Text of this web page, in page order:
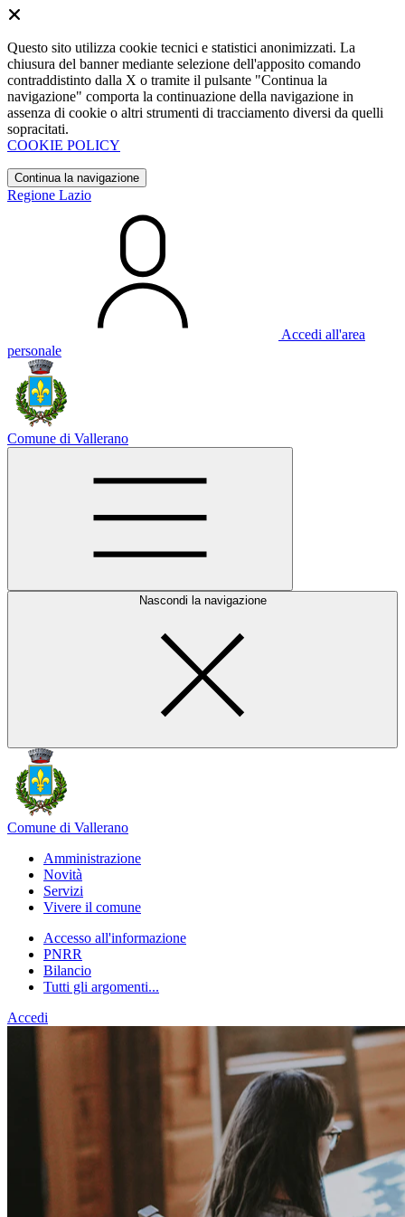
Questo sito utilizza cookie tecnici e statistici anonimizzati. La
chiusura del banner mediante selezione dell'apposito comando
contraddistinto dalla X o tramite il pulsante "Continua la
navigazione" comporta la continuazione della navigazione in
assenza di cookie o altri strumenti di tracciamento diversi da quelli
sopracitati.
COOKIE POLICY
Continua la navigazione
Regione Lazio
Accedi all'area
personale
Comune di Vallerano
Nascondi la navigazione
Comune di Vallerano
Amministrazione
Novità
Servizi
Vivere il comune
Accesso all'informazione
PNRR
Bilancio
Tutti gli argomenti...
Accedi